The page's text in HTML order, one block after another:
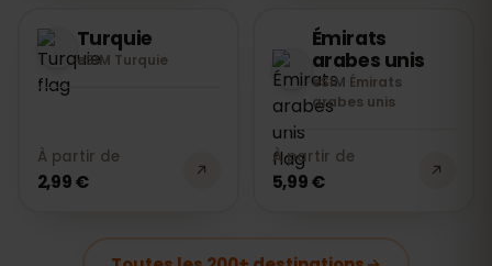
Turquie
eSIM Turquie
À partir de
2,99 €
Émirats
arabes unis
eSIM Émirats
arabes unis
À partir de
5,99 €